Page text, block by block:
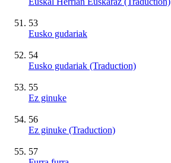
53
Eusko gudariak
54
Eusko gudariak (Traduction)
55
Ez ginuke
56
Ez ginuke (Traduction)
57